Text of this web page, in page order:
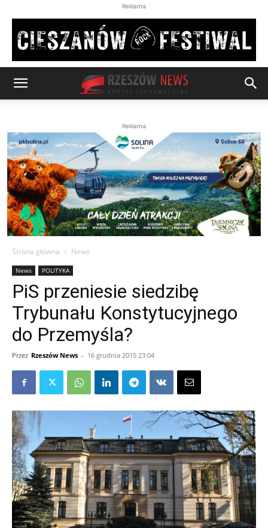
Reklama
Reklama
Strona główna News
News POLITYKA
PiS przeniesie siedzibę
Trybunału Konstytucyjnego
do Przemyśla?
Przez Rzeszów News - 16 grudnia 2015 23:04